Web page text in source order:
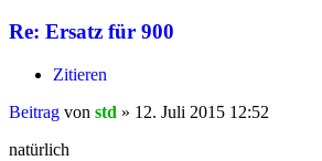
Re: Ersatz für 900
Zitieren
Beitrag von std » 12. Juli 2015 12:52
natürlich